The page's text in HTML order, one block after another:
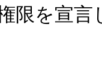
限を宣言